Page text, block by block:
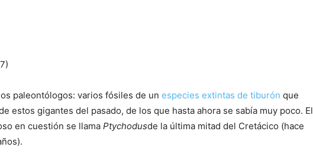
paleontólogos: varios fósiles de un especies extintas de tiburón que
estos gigantes del pasado, de los que hasta ahora se sabía muy poco. El
en cuestión se llama Ptychodusde la última mitad del Cretácico (hace